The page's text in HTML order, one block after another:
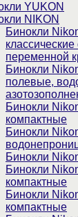
YUKON
NIKON
Бинокли
переменной
Бинокли
полевые,
Бинокли
компактные
Бинокли
Бинокли
Бинокли
компактные
Бинокли
компактные